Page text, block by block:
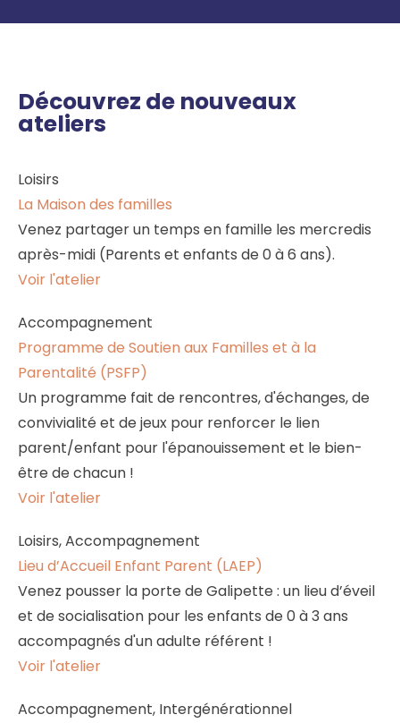
Découvrez de nouveaux
ateliers
Loisirs
La Maison des familles
Venez partager un temps en famille les mercredis
après-midi (Parents et enfants de 0 à 6 ans).
Voir l'atelier
Accompagnement
Programme de Soutien aux Familles et à la
Parentalité (PSFP)
Un programme fait de rencontres, d'échanges, de
convivialité et de jeux pour renforcer le lien
parent/enfant pour l'épanouissement et le bien-
être de chacun !
Voir l'atelier
Loisirs, Accompagnement
Lieu d’Accueil Enfant Parent (LAEP)
Venez pousser la porte de Galipette : un lieu d’éveil
et de socialisation pour les enfants de 0 à 3 ans
accompagnés d'un adulte référent !
Voir l'atelier
Accompagnement, Intergénérationnel